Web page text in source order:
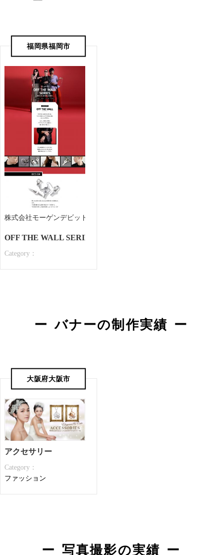
福岡県福岡市
株式会社モーゲンデビッド 様
OFF THE WALL SERIES オフザウォール
Category：
バナーの制作実績
大阪府大阪市
アクセサリー
Category：
ファッション
写真撮影の実績